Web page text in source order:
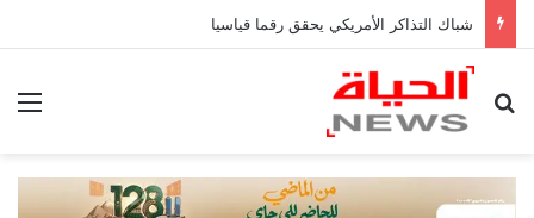
شباك التذاكر الأمريكي يحقق رقما قياسيا
بحث عن